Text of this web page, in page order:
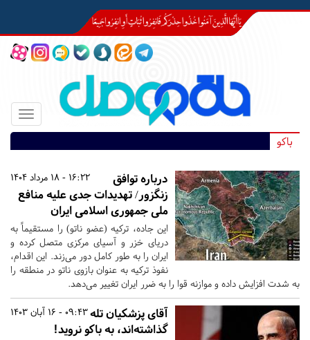
Toggle
باکو
16:22 - 18 مرداد 1404
درباره توافق
زنگزور/ تهدیدات جدی علیه منافع
ملی جمهوری اسلامی ایران
این جاده، ترکیه (عضو ناتو) را مستقیماً به
دریای خزر و آسیای مرکزی متصل کرده و
ایران را به طور کامل دور می‌زند. این اقدام،
نفوذ ترکیه به عنوان بازوی ناتو در منطقه را
به شدت افزایش داده و موازنه قوا را به ضرر ایران تغییر می‌دهد.
09:43 - 16 آبان 1403آقای پزشکیان تله
گذاشته‌اند، به باکو نروید!